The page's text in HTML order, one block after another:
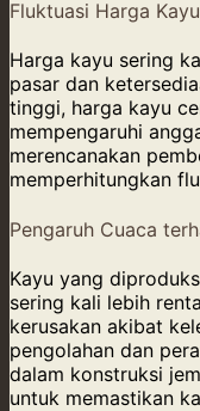
Fluktuasi Harga Kayu
Harga kayu sering
pasar dan
tinggi, harga kayu
mempengaruhi
merencanakan
memperhitungkan
Pengaruh Cuaca
Kayu yang
sering kali lebih
kerusakan akibat
pengolahan dan
dalam konstruksi
untuk memastikan